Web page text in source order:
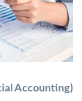
Accounting)